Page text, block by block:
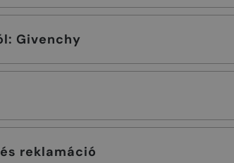
A márkáról: Givenchy
reklamáció